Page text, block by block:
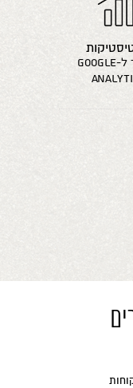
חיבור ל-google